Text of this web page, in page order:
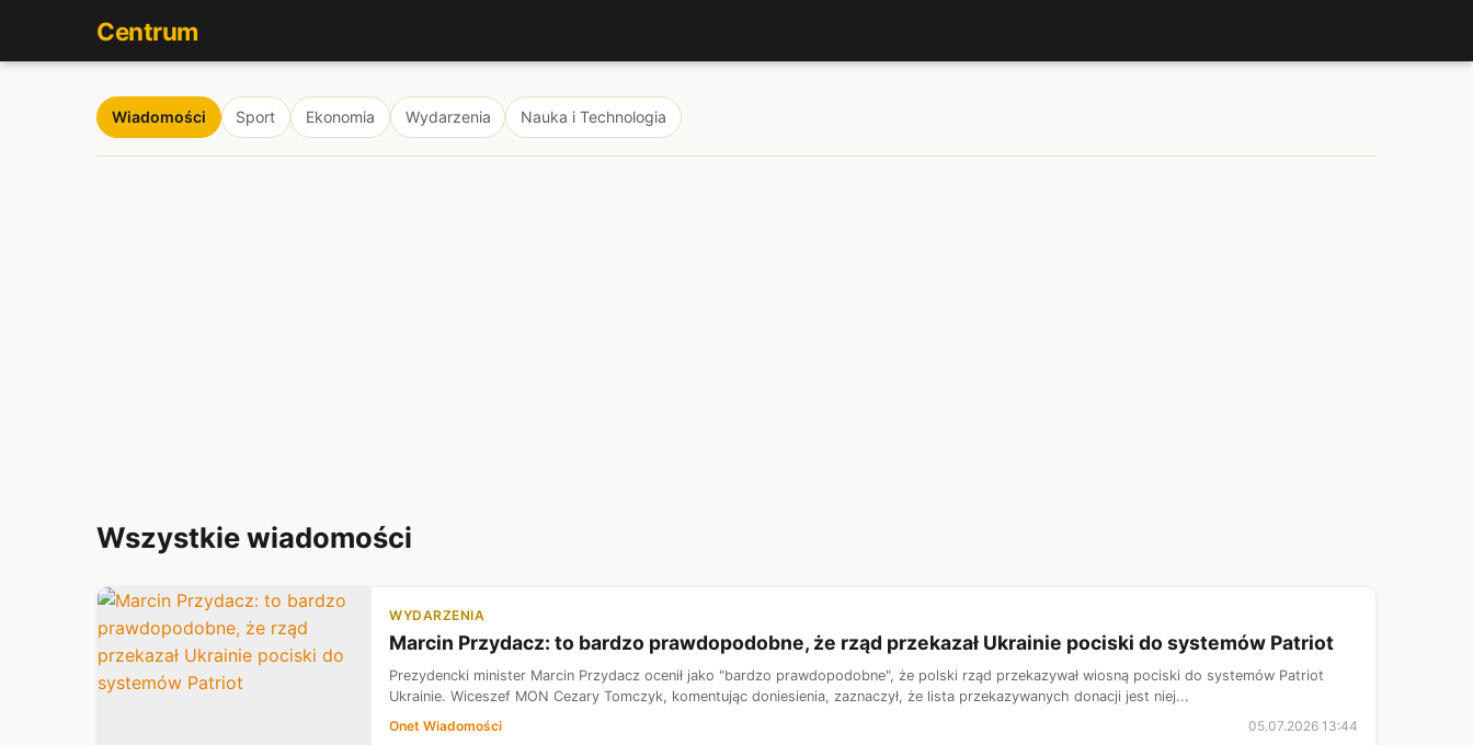
Centrum
Wiadomości Sport Ekonomia Wydarzenia Nauka i Technologia
Wszystkie wiadomości
WYDARZENIA
Marcin Przydacz: to bardzo prawdopodobne, że rząd przekazał Ukrainie pociski do systemów Patriot
Prezydencki minister Marcin Przydacz ocenił jako "bardzo prawdopodobne", że polski rząd przekazywał wiosną pociski do systemów Patriot
Ukrainie. Wiceszef MON Cezary Tomczyk, komentując doniesienia, zaznaczył, że lista przekazywanych donacji jest niej...
Onet Wiadomości
05.07.2026 13:44